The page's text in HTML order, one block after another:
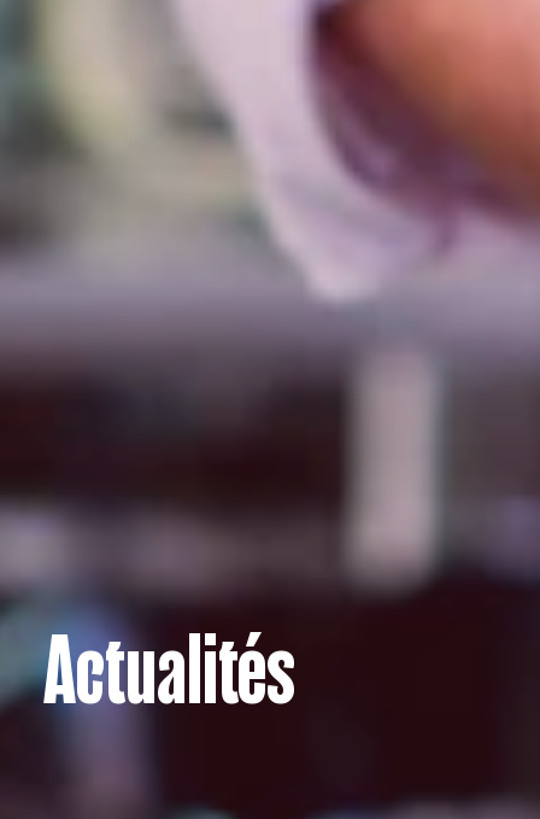
Actualités